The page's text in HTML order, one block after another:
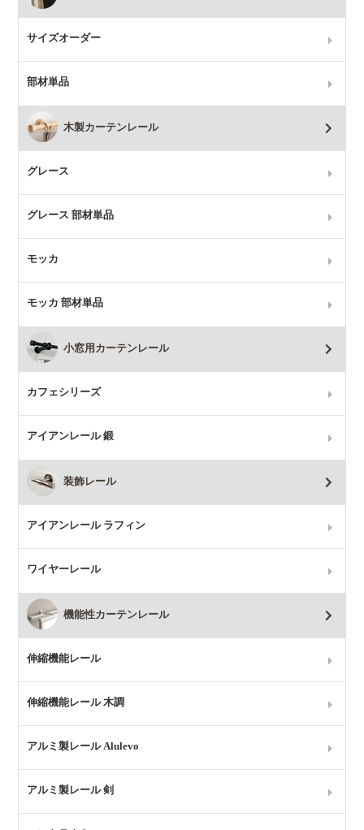
サイズオーダー
部材単品
木製カーテンレール
グレース
グレース 部材単品
モッカ
モッカ 部材単品
小窓用カーテンレール
カフェシリーズ
アイアンレール 鍛
装飾レール
アイアンレール ラフィン
ワイヤーレール
機能性カーテンレール
伸縮機能レール
伸縮機能レール 木調
アルミ製レール Alulevo
アルミ製レール 剣